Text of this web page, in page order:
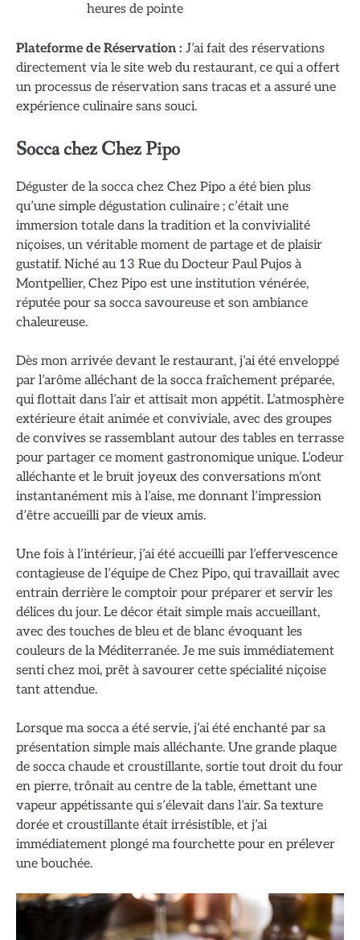
heures de pointe
Plateforme de Réservation : J’ai fait des réservations
directement via le site web du restaurant, ce qui a offert
un processus de réservation sans tracas et a assuré une
expérience culinaire sans souci.
Socca chez Chez Pipo
Déguster de la socca chez Chez Pipo a été bien plus
qu’une simple dégustation culinaire ; c’était une
immersion totale dans la tradition et la convivialité
niçoises, un véritable moment de partage et de plaisir
gustatif. Niché au 13 Rue du Docteur Paul Pujos à
Montpellier, Chez Pipo est une institution vénérée,
réputée pour sa socca savoureuse et son ambiance
chaleureuse.
Dès mon arrivée devant le restaurant, j’ai été enveloppé
par l’arôme alléchant de la socca fraîchement préparée,
qui flottait dans l’air et attisait mon appétit. L’atmosphère
extérieure était animée et conviviale, avec des groupes
de convives se rassemblant autour des tables en terrasse
pour partager ce moment gastronomique unique. L’odeur
alléchante et le bruit joyeux des conversations m’ont
instantanément mis à l’aise, me donnant l’impression
d’être accueilli par de vieux amis.
Une fois à l’intérieur, j’ai été accueilli par l’effervescence
contagieuse de l’équipe de Chez Pipo, qui travaillait avec
entrain derrière le comptoir pour préparer et servir les
délices du jour. Le décor était simple mais accueillant,
avec des touches de bleu et de blanc évoquant les
couleurs de la Méditerranée. Je me suis immédiatement
senti chez moi, prêt à savourer cette spécialité niçoise
tant attendue.
Lorsque ma socca a été servie, j’ai été enchanté par sa
présentation simple mais alléchante. Une grande plaque
de socca chaude et croustillante, sortie tout droit du four
en pierre, trônait au centre de la table, émettant une
vapeur appétissante qui s’élevait dans l’air. Sa texture
dorée et croustillante était irrésistible, et j’ai
immédiatement plongé ma fourchette pour en prélever
une bouchée.